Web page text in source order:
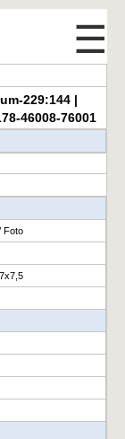
☰
229:144 |
46008-76001
Foto